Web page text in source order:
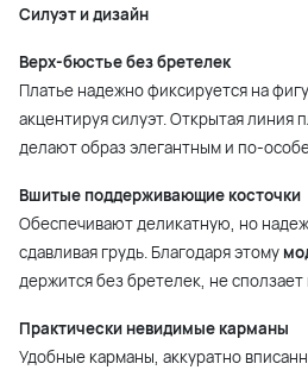
Силуэт и дизайн
Верх-бюстье без бретелек
Платье надежно фиксируется на
акцентируя силуэт. Открытая линия
делают образ элегантным и по-
Вшитые поддерживающие косточки
Обеспечивают деликатную, но
сдавливая грудь. Благодаря этому
держится без бретелек, не сползает
Практически невидимые карманы
Удобные карманы, аккуратно